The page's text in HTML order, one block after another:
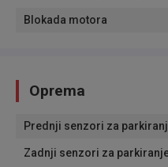
Blokada motora
Oprema
Prednji senzori za
Zadnji senzori za